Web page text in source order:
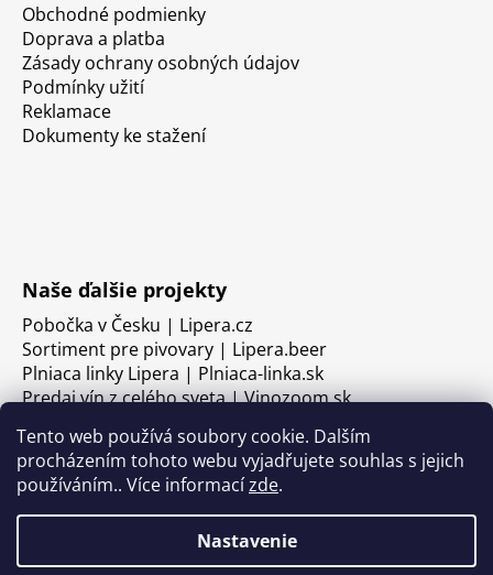
Tento web používá soubory cookie. Dalším
procházením tohoto webu vyjadřujete souhlas s jejich
používáním.. Více informacízde.
Nastavenie
Obchodné podmienky
Doprava a platba
Zásady ochrany osobných údajov
Podmínky užití
Reklamace
Dokumenty ke stažení
Naše ďalšie projekty
Pobočka v Česku | Lipera.cz
Sortiment pre pivovary | Lipera.beer
Plniaca linky Lipera | Plniaca-linka.sk
Predaj vín z celého sveta | Vinozoom.sk